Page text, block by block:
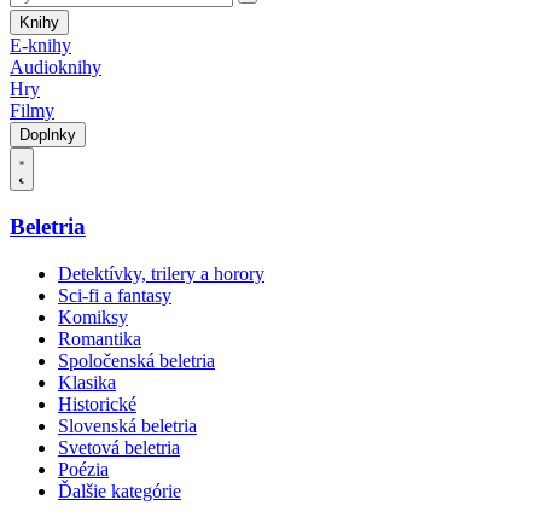
Knihy
E-knihy
Audioknihy
Hry
Filmy
Doplnky
Beletria
Detektívky, trilery a horory
Sci-fi a fantasy
Komiksy
Romantika
Spoločenská beletria
Klasika
Historické
Slovenská beletria
Svetová beletria
Poézia
Ďalšie kategórie